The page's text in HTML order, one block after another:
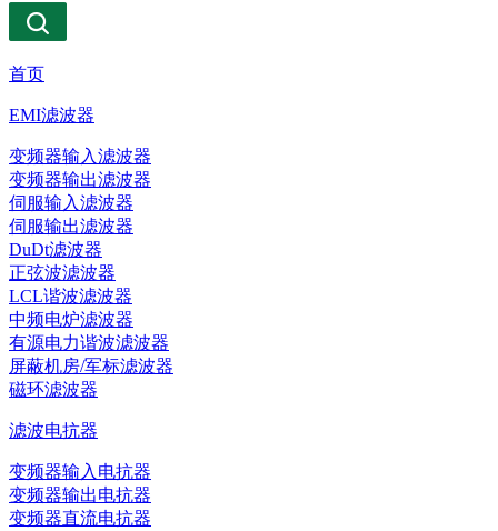
首页
EMI滤波器
变频器输入滤波器
变频器输出滤波器
伺服输入滤波器
伺服输出滤波器
DuDt滤波器
正弦波滤波器
LCL谐波滤波器
中频电炉滤波器
有源电力谐波滤波器
屏蔽机房/军标滤波器
磁环滤波器
滤波电抗器
变频器输入电抗器
变频器输出电抗器
变频器直流电抗器